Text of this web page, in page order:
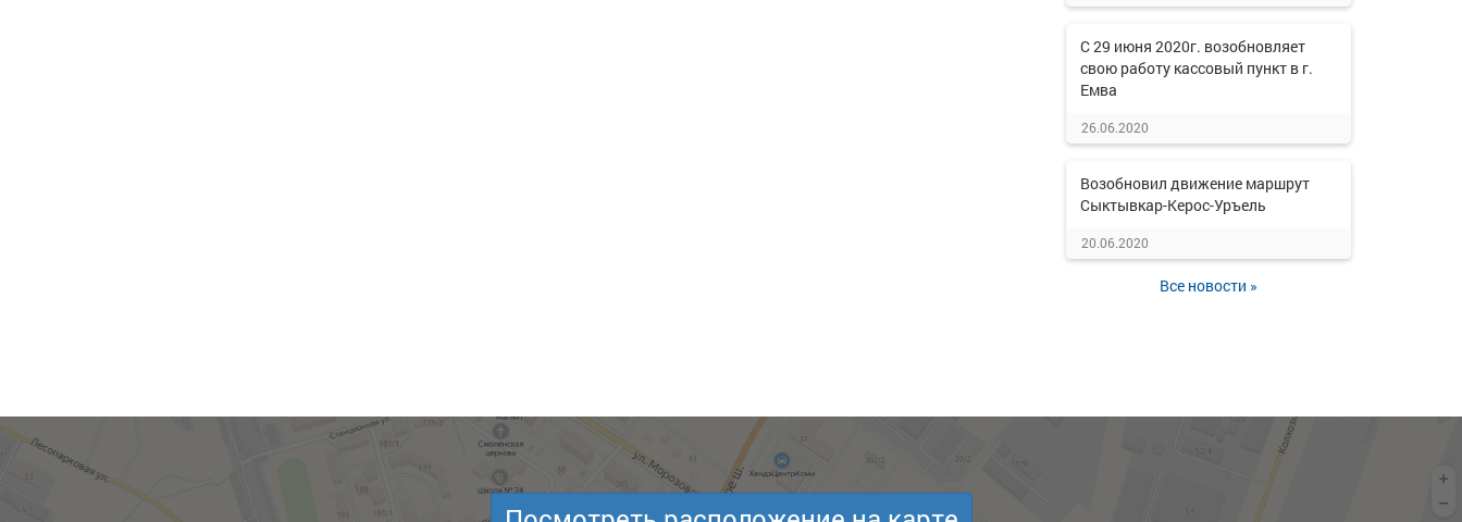
С 29 июня 2020г. возобновляет
свою работу кассовый пункт в г.
Емва
26.06.2020
Возобновил движение маршрут
Сыктывкар-Керос-Уръель
20.06.2020
Все новости »